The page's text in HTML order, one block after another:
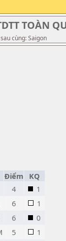
TOÀN
cùng: Saigon
Điểm
KQ
4
1
6
1
6
0
5
1